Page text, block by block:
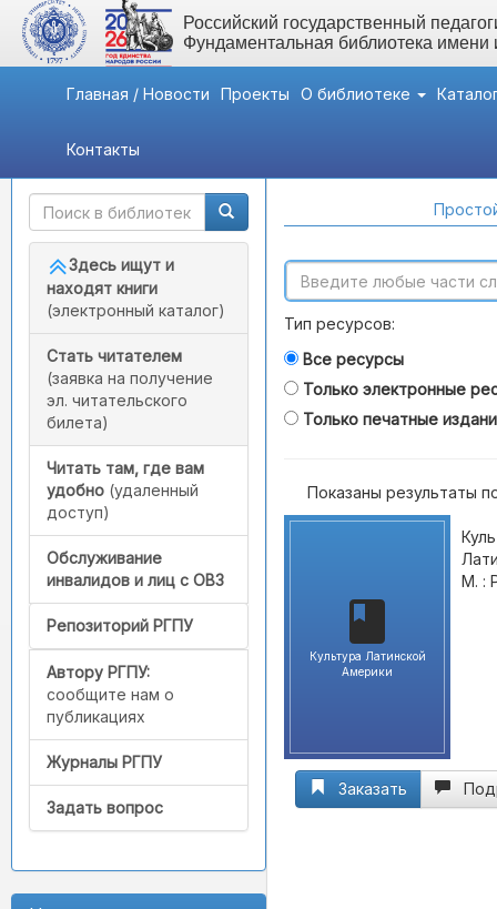
Российский государственный
Фундаментальная библиотека
Главная / Новости Проекты О библиотеке
Контакты
Быстрый доступ
Здесь ищут и
находят книги
(электронный каталог)
Стать читателем
(заявка на получение
эл. читательского
билета)
Читать там, где вам
удобно (удаленный
доступ)
Обслуживание
инвалидов и лиц с ОВЗ
Репозиторий РГПУ
Автору РГПУ:
сообщите нам о
публикациях
Журналы РГПУ
Задать вопрос
Тип ресурсов:
Все ресурсы
Только электронные
Только печатные
Показаны результаты
Культура Латинской
Америки
М. :
Заказать